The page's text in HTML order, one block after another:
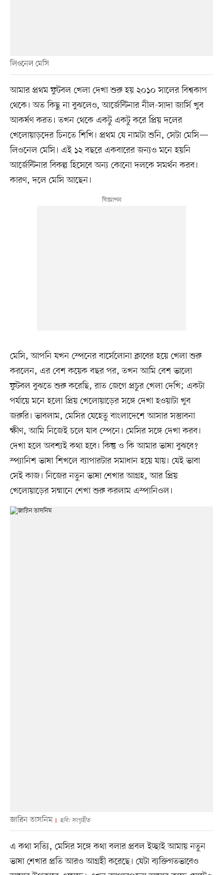
লিওনেল মেসি
আমার প্রথম ফুটবল খেলা দেখা শুরু হয় ২০১০ সালের বিশ্বকাপ
থেকে। অত কিছু না বুঝলেও, আর্জেন্টিনার নীল-সাদা জার্সি খুব
আকর্ষণ করত। তখন থেকে একটু একটু করে প্রিয় দলের
খেলোয়াড়দের চিনতে শিখি। প্রথম যে নামটা শুনি, সেটা মেসি—
লিওনেল মেসি। এই ১২ বছরে একবারের জন্যও মনে হয়নি
আর্জেন্টিনার বিকল্প হিসেবে অন্য কোনো দলকে সমর্থন করব।
কারণ, দলে মেসি আছেন।
মেসি, আপনি যখন স্পেনের বার্সেলোনা ক্লাবের হয়ে খেলা শুরু
করলেন, এর বেশ কয়েক বছর পর, তখন আমি বেশ ভালো
ফুটবল বুঝতে শুরু করেছি, রাত জেগে প্রচুর খেলা দেখি; একটা
পর্যায়ে মনে হলো প্রিয় খেলোয়াড়ের সঙ্গে দেখা হওয়াটা খুব
জরুরি। ভাবলাম, মেসির যেহেতু বাংলাদেশে আসার সম্ভাবনা
ক্ষীণ, আমি নিজেই চলে যাব স্পেনে। মেসির সঙ্গে দেখা করব।
দেখা হলে অবশ্যই কথা হবে। কিন্তু ও কি আমার ভাষা বুঝবে?
স্প্যানিশ ভাষা শিখলে ব্যাপারটার সমাধান হয়ে যায়। যেই ভাবা
সেই কাজ। নিজের নতুন ভাষা শেখার আগ্রহ, আর প্রিয়
খেলোয়াড়ের সম্মানে শেখা শুরু করলাম এস্পানিওল।
জারিন তাসনিম ছবি: সংগৃহীত
এ কথা সত্যি, মেসির সঙ্গে কথা বলার প্রবল ইচ্ছাই আমায় নতুন
ভাষা শেখার প্রতি আরও আগ্রহী করেছে। যেটা ব্যক্তিগতভাবেও